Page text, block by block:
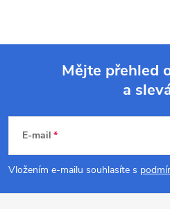
p
Mějte přehled
a
E-mail
Vložením e-mailu souhlasíte s